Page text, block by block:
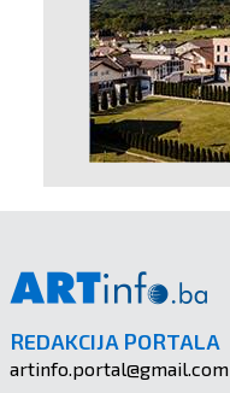
REDAKCIJA PORTALA
artinfo.portal@gmail.com